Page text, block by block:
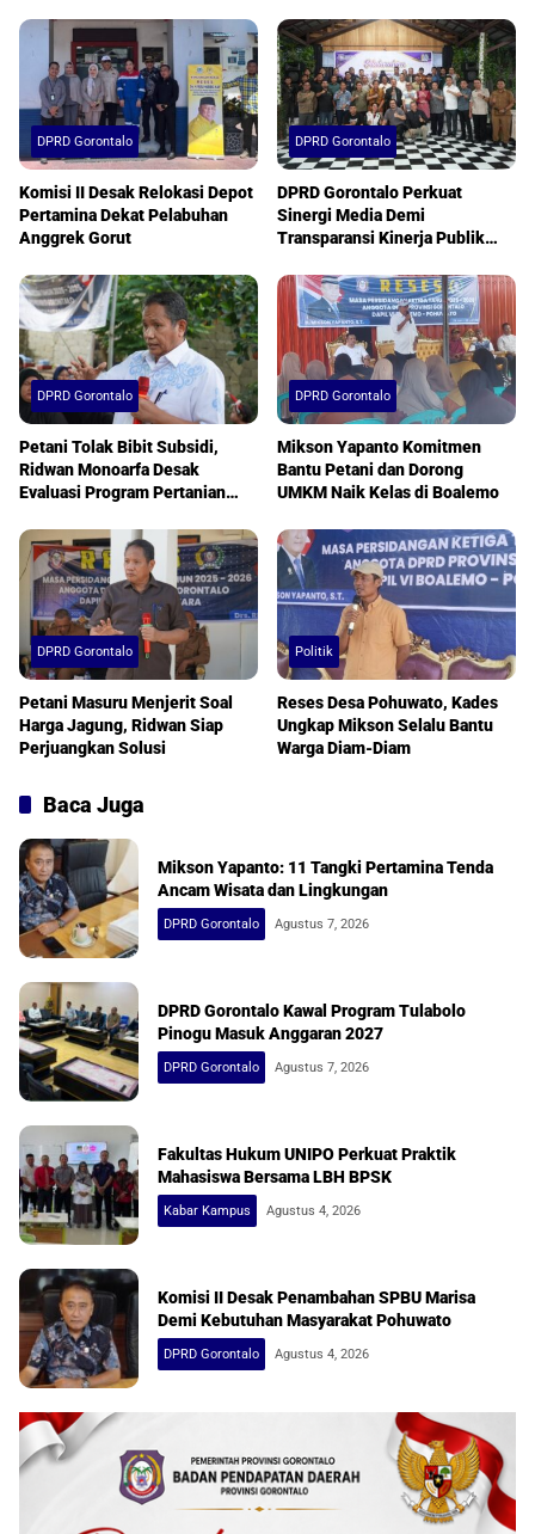
DPRD Gorontalo
Komisi II Desak Relokasi Depot
Pertamina Dekat Pelabuhan
Anggrek Gorut
DPRD Gorontalo
DPRD Gorontalo Perkuat
Sinergi Media Demi
Transparansi Kinerja Publik
DPRD Gorontalo
Petani Tolak Bibit Subsidi,
Ridwan Monoarfa Desak
Evaluasi Program Pertanian
DPRD Gorontalo
Mikson Yapanto Komitmen
Bantu Petani dan Dorong
UMKM Naik Kelas di Boalemo
DPRD Gorontalo
Petani Masuru Menjerit Soal
Harga Jagung, Ridwan Siap
Perjuangkan Solusi
Politik
Reses Desa Pohuwato, Kades
Ungkap Mikson Selalu Bantu
Warga Diam-Diam
Baca Juga
Mikson Yapanto: 11 Tangki Pertamina Tenda
Ancam Wisata dan Lingkungan
DPRD Gorontalo Agustus 7, 2026
DPRD Gorontalo Kawal Program Tulabolo
Pinogu Masuk Anggaran 2027
DPRD Gorontalo Agustus 7, 2026
Fakultas Hukum UNIPO Perkuat Praktik
Mahasiswa Bersama LBH BPSK
Kabar Kampus Agustus 4, 2026
Komisi II Desak Penambahan SPBU Marisa
Demi Kebutuhan Masyarakat Pohuwato
DPRD Gorontalo Agustus 4, 2026